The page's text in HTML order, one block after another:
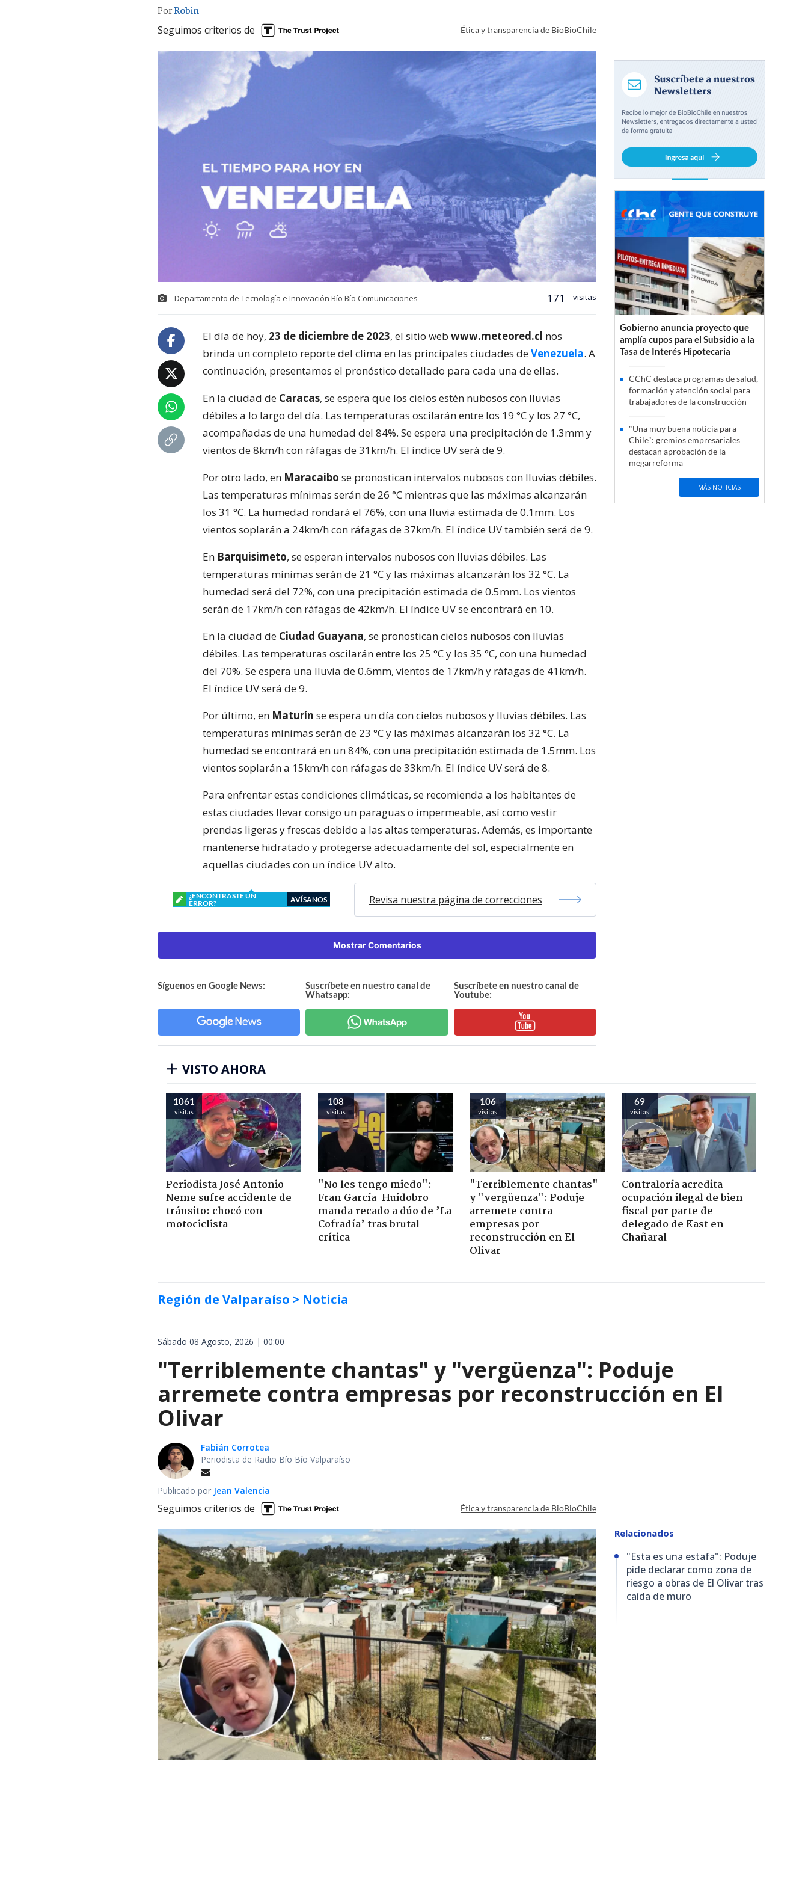
PorRobin
Seguimos criterios de Ética y transparencia de BioBioChile
Departamento de Tecnología e Innovación Bío Bío Comunicaciones 171 visitas
El día de hoy, 23 de diciembre de 2023, el sitio web www.meteored.cl nos
brinda un completo reporte del clima en las principales ciudades deVenezuela. A
continuación, presentamos el pronóstico detallado para cada una de ellas.
En la ciudad de Caracas, se espera que los cielos estén nubosos con lluvias
débiles a lo largo del día. Las temperaturas oscilarán entre los 19 °C y los 27 °C,
acompañadas de una humedad del 84%. Se espera una precipitación de 1.3mm y
vientos de 8km/h con ráfagas de 31km/h. El índice UV será de 9.
Por otro lado, en Maracaibo se pronostican intervalos nubosos con lluvias débiles.
Las temperaturas mínimas serán de 26 °C mientras que las máximas alcanzarán
los 31 °C. La humedad rondará el 76%, con una lluvia estimada de 0.1mm. Los
vientos soplarán a 24km/h con ráfagas de 37km/h. El índice UV también será de 9.
En Barquisimeto, se esperan intervalos nubosos con lluvias débiles. Las
temperaturas mínimas serán de 21 °C y las máximas alcanzarán los 32 °C. La
humedad será del 72%, con una precipitación estimada de 0.5mm. Los vientos
serán de 17km/h con ráfagas de 42km/h. El índice UV se encontrará en 10.
En la ciudad de Ciudad Guayana, se pronostican cielos nubosos con lluvias
débiles. Las temperaturas oscilarán entre los 25 °C y los 35 °C, con una humedad
del 70%. Se espera una lluvia de 0.6mm, vientos de 17km/h y ráfagas de 41km/h.
El índice UV será de 9.
Por último, en Maturín se espera un día con cielos nubosos y lluvias débiles. Las
temperaturas mínimas serán de 23 °C y las máximas alcanzarán los 32 °C. La
humedad se encontrará en un 84%, con una precipitación estimada de 1.5mm. Los
vientos soplarán a 15km/h con ráfagas de 33km/h. El índice UV será de 8.
Para enfrentar estas condiciones climáticas, se recomienda a los habitantes de
estas ciudades llevar consigo un paraguas o impermeable, así como vestir
prendas ligeras y frescas debido a las altas temperaturas. Además, es importante
mantenerse hidratado y protegerse adecuadamente del sol, especialmente en
aquellas ciudades con un índice UV alto.
¿ENCONTRASTE UN
ERROR?
AVÍSANOS Revisa nuestra página de correcciones
Mostrar Comentarios
Síguenos en Google News:
Suscríbete en nuestro canal de
Whatsapp:
Suscríbete en nuestro canal de
Youtube:
Gobierno anuncia proyecto que
amplía cupos para el Subsidio a la
Tasa de Interés Hipotecaria
CChC destaca programas de salud,
formación y atención social para
trabajadores de la construcción
"Una muy buena noticia para
Chile": gremios empresariales
destacan aprobación de la
megarreforma
MÁS NOTICIAS
VISTO AHORA
1061
visitas
Periodista José Antonio
Neme sufre accidente de
tránsito: chocó con
motociclista
108
visitas
"No les tengo miedo":
Fran García-Huidobro
manda recado a dúo de ’La
Cofradía’ tras brutal
crítica
106
visitas
"Terriblemente chantas"
y "vergüenza": Poduje
arremete contra
empresas por
reconstrucción en El
Olivar
69
visitas
Contraloría acredita
ocupación ilegal de bien
fiscal por parte de
delegado de Kast en
Chañaral
Región de Valparaíso > Noticia
Sábado 08 Agosto, 2026 | 00:00
"Terriblemente chantas" y "vergüenza": Poduje
arremete contra empresas por reconstrucción en El
Olivar
Fabián Corrotea
Periodista de Radio Bío Bío Valparaíso
Publicado por Jean Valencia
Seguimos criterios de Ética y transparencia de BioBioChile
Relacionados
"Esta es una estafa": Poduje
pide declarar como zona de
riesgo a obras de El Olivar tras
caída de muro